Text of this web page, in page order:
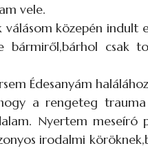
vele.
válásom közepén indult
bármiről,bárhol csak
Édesanyám
a rengeteg
Nyertem meseíró
irodalmi